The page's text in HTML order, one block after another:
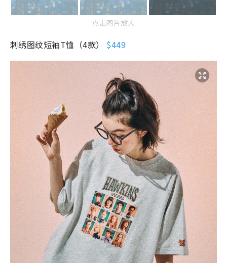
刺绣图纹短袖T恤（4款） $449
本周好去处
U Lifestyle 會使用Cookies來改善您的網站體驗，請確定您同意
接受本網站之 私隱政策和使用條款才可繼續瀏覽。
我已閱讀及同意